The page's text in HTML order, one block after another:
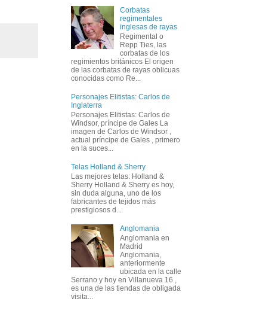
Corbatas
regimentales
inglesas de rayas
Regimental o
Repp Ties, las
corbatas de los
regimientos británicos El origen
de las corbatas de rayas oblicuas
conocidas como Re...
Personajes Elitistas: Carlos de
Inglaterra
Personajes Elitistas: Carlos de
Windsor, príncipe de Gales La
imagen de Carlos de Windsor ,
actual príncipe de Gales , primero
en la suces...
Telas Holland & Sherry
Las mejores telas: Holland &
Sherry Holland & Sherry es hoy,
sin duda alguna, uno de los
fabricantes de tejidos más
prestigiosos d...
Anglomania
Anglomania en
Madrid
Anglomania,
anteriormente
ubicada en la calle
Serrano y hoy en Villanueva 16 ,
es una de las tiendas de obligada
visita...